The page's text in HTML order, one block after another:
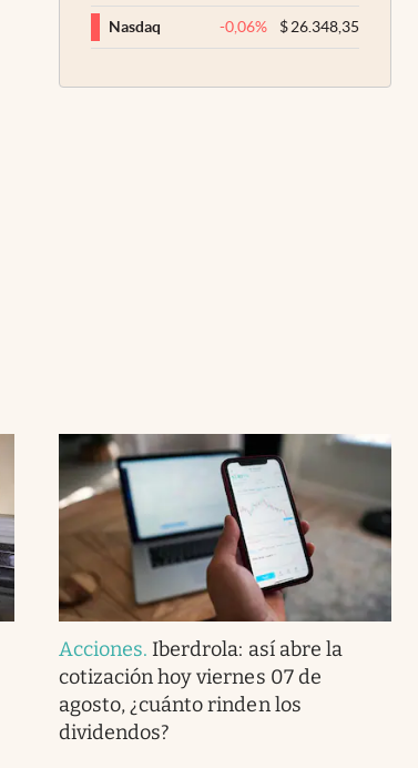
Nasdaq -0,06% $26.348,35
Acciones. Iberdrola: así abre la
cotización hoy viernes 07 de
agosto, ¿cuánto rinden los
dividendos?